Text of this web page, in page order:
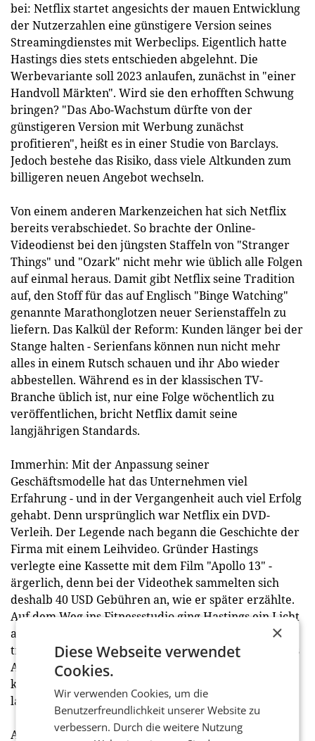
bei: Netflix startet angesichts der mauen Entwicklung
der Nutzerzahlen eine günstigere Version seines
Streamingdienstes mit Werbeclips. Eigentlich hatte
Hastings dies stets entschieden abgelehnt. Die
Werbevariante soll 2023 anlaufen, zunächst in "einer
Handvoll Märkten". Wird sie den erhofften Schwung
bringen? "Das Abo-Wachstum dürfte von der
günstigeren Version mit Werbung zunächst
profitieren", heißt es in einer Studie von Barclays.
Jedoch bestehe das Risiko, dass viele Altkunden zum
billigeren neuen Angebot wechseln.
Von einem anderen Markenzeichen hat sich Netflix
bereits verabschiedet. So brachte der Online-
Videodienst bei den jüngsten Staffeln von "Stranger
Things" und "Ozark" nicht mehr wie üblich alle Folgen
auf einmal heraus. Damit gibt Netflix seine Tradition
auf, den Stoff für das auf Englisch "Binge Watching"
genannte Marathonglotzen neuer Serienstaffeln zu
liefern. Das Kalkül der Reform: Kunden länger bei der
Stange halten - Serienfans können nun nicht mehr
alles in einem Rutsch schauen und ihr Abo wieder
abbestellen. Während es in der klassischen TV-
Branche üblich ist, nur eine Folge wöchentlich zu
veröffentlichen, bricht Netflix damit seine
langjährigen Standards.
Immerhin: Mit der Anpassung seiner
Geschäftsmodelle hat das Unternehmen viel
Erfahrung - und in der Vergangenheit auch viel Erfolg
gehabt. Denn ursprünglich war Netflix ein DVD-
Verleih. Der Legende nach begann die Geschichte der
Firma mit einem Leihvideo. Gründer Hastings
verlegte eine Kassette mit dem Film "Apollo 13" -
ärgerlich, denn bei der Videothek sammelten sich
deshalb 40 USD Gebühren an, wie er später erzählte.
Auf dem Weg ins Fitnessstudio ging Hastings ein Licht
auf: Für 40 USD im Monat kann man dort so viel
trainieren, wie man will. Damit stand die Idee für das
Abo-Modell von Netflix: Für eine monatliche Gebühr
konnte man sich so viele DVDs per Post kommen
lassen, wie man im Monat schaffte.
Aber anders als etwa der Videotheken-Gigant
×
Diese Webseite verwendet
Cookies.
Wir verwenden Cookies, um die
Benutzerfreundlichkeit unserer Website zu
verbessern. Durch die weitere Nutzung